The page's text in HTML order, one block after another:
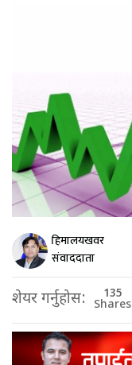
हिमालयखवर
संवाददाता
शेयर गर्नुहोस: 135
Shares